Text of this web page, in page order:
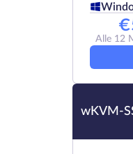
€
Alle 12
wKVM-